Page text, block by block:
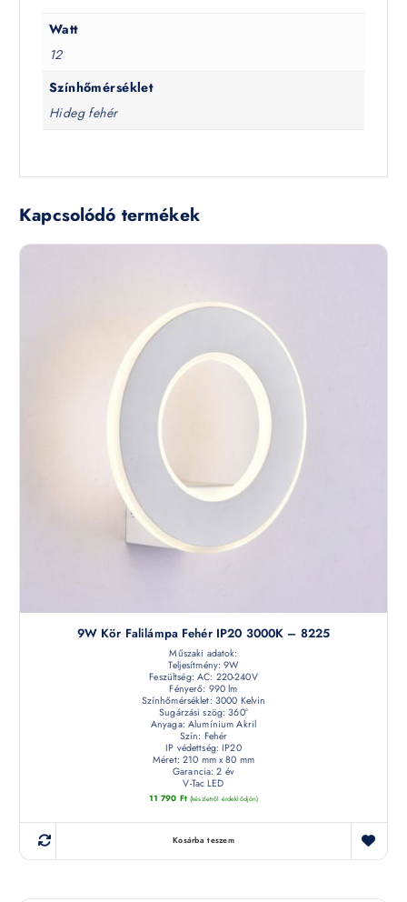
Watt
12
Színhőmérséklet
Hideg fehér
Kapcsolódó termékek
9W Kör Falilámpa Fehér IP20 3000K – 8225
Műszaki adatok:
Teljesítmény: 9W
Feszültség: AC: 220-240V
Fényerő: 990 lm
Színhőmérséklet: 3000 Kelvin
Sugárzási szög: 360°
Anyaga: Alumínium Akril
Szín: Fehér
IP védettség: IP20
Méret: 210 mm x 80 mm
Garancia: 2 év
V-Tac LED
11 790 Ft (készletről érdeklődjön)
Kosárba teszem